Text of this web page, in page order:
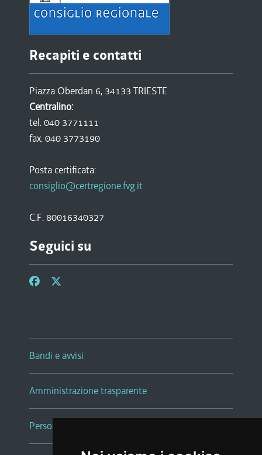
Recapiti e contatti
Piazza Oberdan 6, 34133 TRIESTE
Centralino:
tel. 040 3771111
fax. 040 3773190
Posta certificata:
consiglio@certregione.fvg.it
C.F. 80016340327
Seguici su
Bandi e avvisi
Amministrazione trasparente
Persone e Uffici